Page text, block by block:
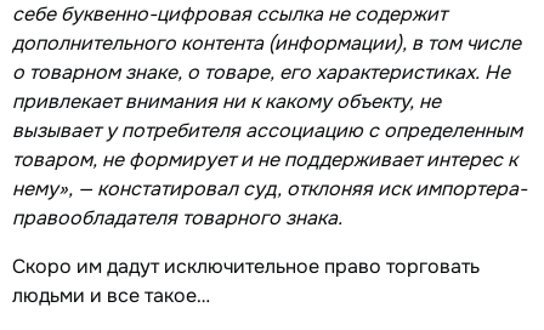
себе буквенно-цифровая ссылка не содержит
дополнительного контента (информации), в том числе
о товарном знаке, о товаре, его характеристиках. Не
привлекает внимания ни к какому объекту, не
вызывает у потребителя ассоциацию с определенным
товаром, не формирует и не поддерживает интерес к
нему», — констатировал суд, отклоняя иск импортера-
правообладателя товарного знака.
Скоро им дадут исключительное право торговать
людьми и все такое…